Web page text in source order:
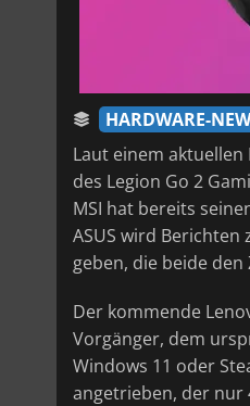
HARDWARE-
Laut einem aktuellen
des Legion Go 2
MSI hat bereits
ASUS wird
geben, die beide den
Der kommende
Vorgänger, dem
Windows 11 oder
angetrieben, der nur